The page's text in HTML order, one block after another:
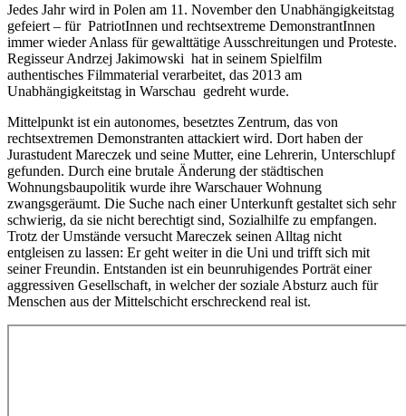
Jedes Jahr wird in Polen am 11. November den Unabhängigkeitstag
gefeiert – für PatriotInnen und rechtsextreme DemonstrantInnen
immer wieder Anlass für gewalttätige Ausschreitungen und Proteste.
Regisseur Andrzej Jakimowski hat in seinem Spielfilm
authentisches Filmmaterial verarbeitet, das 2013 am
Unabhängigkeitstag in Warschau gedreht wurde.
Mittelpunkt ist ein autonomes, besetztes Zentrum, das von
rechtsextremen Demonstranten attackiert wird. Dort haben der
Jurastudent Mareczek und seine Mutter, eine Lehrerin, Unterschlupf
gefunden. Durch eine brutale Änderung der städtischen
Wohnungsbaupolitik wurde ihre Warschauer Wohnung
zwangsgeräumt. Die Suche nach einer Unterkunft gestaltet sich sehr
schwierig, da sie nicht berechtigt sind, Sozialhilfe zu empfangen.
Trotz der Umstände versucht Mareczek seinen Alltag nicht
entgleisen zu lassen: Er geht weiter in die Uni und trifft sich mit
seiner Freundin. Entstanden ist ein beunruhigendes Porträt einer
aggressiven Gesellschaft, in welcher der soziale Absturz auch für
Menschen aus der Mittelschicht erschreckend real ist.